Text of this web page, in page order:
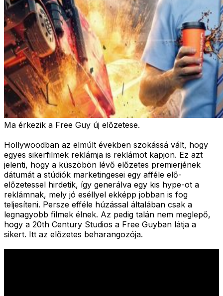
Ma érkezik a Free Guy új előzetese.
Hollywoodban az elmúlt években szokássá vált, hogy
egyes sikerfilmek reklámja is reklámot kapjon. Ez azt
jelenti, hogy a küszöbön lévő előzetes premierjének
dátumát a stúdiók marketingesei egy afféle elő-
előzetessel hirdetik, így generálva egy kis hype-ot a
reklámnak, mely jó eséllyel ekképp jobban is fog
teljesíteni. Persze efféle húzással általában csak a
legnagyobb filmek élnek. Az pedig talán nem meglepő,
hogy a 20th Century Studios a Free Guyban látja a
sikert. Itt az előzetes beharangozója.